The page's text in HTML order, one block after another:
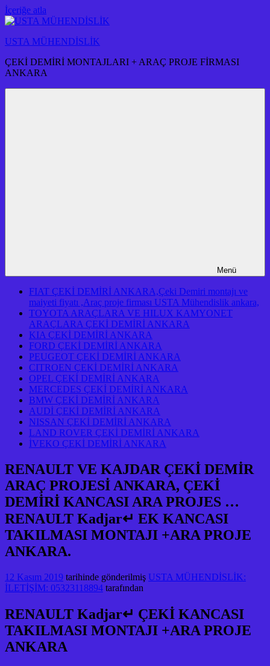
İçeriğe atla
USTA MÜHENDİSLİK
ÇEKİ DEMİRİ MONTAJLARI + ARAÇ PROJE FİRMASI
ANKARA
Menü
FIAT ÇEKİ DEMİRİ ANKARA,Çeki Demiri montajı ve
maiyeti fiyatı ,Araç proje firması USTA Mühendislik ankara,
TOYOTA ARAÇLARA VE HILUX KAMYONET
ARAÇLARA ÇEKİ DEMİRİ ANKARA
KIA ÇEKİ DEMİRİ ANKARA
FORD ÇEKİ DEMİRİ ANKARA
PEUGEOT ÇEKİ DEMİRİ ANKARA
CITROEN ÇEKİ DEMİRİ ANKARA
OPEL ÇEKİ DEMİRİ ANKARA
MERCEDES ÇEKİ DEMİRİ ANKARA
BMW ÇEKİ DEMİRİ ANKARA
AUDİ ÇEKİ DEMİRİ ANKARA
NISSAN ÇEKİ DEMİRİ ANKARA
LAND ROVER ÇEKİ DEMİRİ ANKARA
İVEKO ÇEKİ DEMİRİ ANKARA
RENAULT VE KAJDAR ÇEKİ DEMİR
ARAÇ PROJESİ ANKARA, ÇEKİ
DEMİRİ KANCASI ARA PROJES …
RENAULT Kadjar↵ EK KANCASI
TAKILMASI MONTAJI +ARA PROJE
ANKARA.
12 Kasım 2019 tarihinde gönderilmiş USTA MÜHENDİSLİK:
İLETİŞİM: 05323118894 tarafından
RENAULT Kadjar↵ ÇEKİ KANCASI
TAKILMASI MONTAJI +ARA PROJE
ANKARA